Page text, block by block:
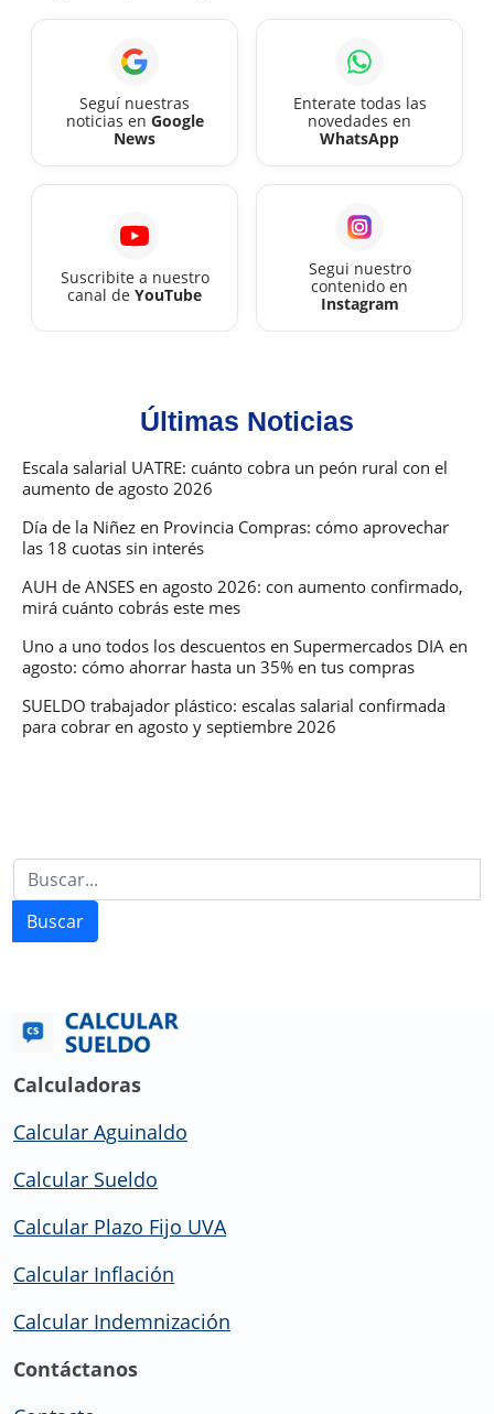
cuotas
sin
interés
Seguí nuestras
noticias en Google
News
Enterate todas las
novedades en
WhatsApp
Suscribite a nuestro
canal de YouTube
Segui nuestro
contenido en
Instagram
Últimas Noticias
Escala salarial UATRE: cuánto cobra un peón rural con el
aumento de agosto 2026
Día de la Niñez en Provincia Compras: cómo aprovechar
las 18 cuotas sin interés
AUH de ANSES en agosto 2026: con aumento confirmado,
mirá cuánto cobrás este mes
Uno a uno todos los descuentos en Supermercados DIA en
agosto: cómo ahorrar hasta un 35% en tus compras
SUELDO trabajador plástico: escalas salarial confirmada
para cobrar en agosto y septiembre 2026
Buscar
Calculadoras
Calcular Aguinaldo
Calcular Sueldo
Calcular Plazo Fijo UVA
Calcular Inflación
Calcular Indemnización
Contáctanos